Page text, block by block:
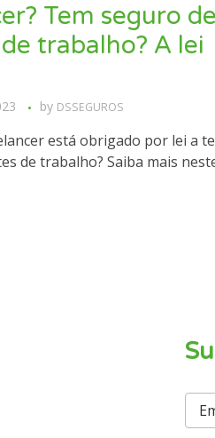
Tem seguro de
trabalho? A lei
by DSSEGUROS
está obrigado por lei a
de trabalho? Saiba mais